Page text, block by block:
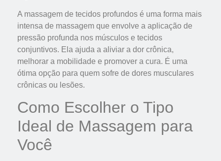
A massagem de tecidos profundos é uma forma mais
intensa de massagem que envolve a aplicação de
pressão profunda nos músculos e tecidos
conjuntivos. Ela ajuda a aliviar a dor crônica,
melhorar a mobilidade e promover a cura. É uma
ótima opção para quem sofre de dores musculares
crônicas ou lesões.
Como Escolher o Tipo
Ideal de Massagem para
Você